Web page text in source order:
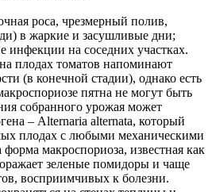
роса, чрезмерный полив,
в жаркие и засушливые дни;
инфекции на соседних участках.
плодах томатов напоминают
(в конечной стадии), однако есть
пятна не могут быть
собранного урожая может
– Alternaria alternata, который
плодах с любыми механическими
макроспориоза, известная как
зеленые помидоры и чаще
восприимчивых к болезни.